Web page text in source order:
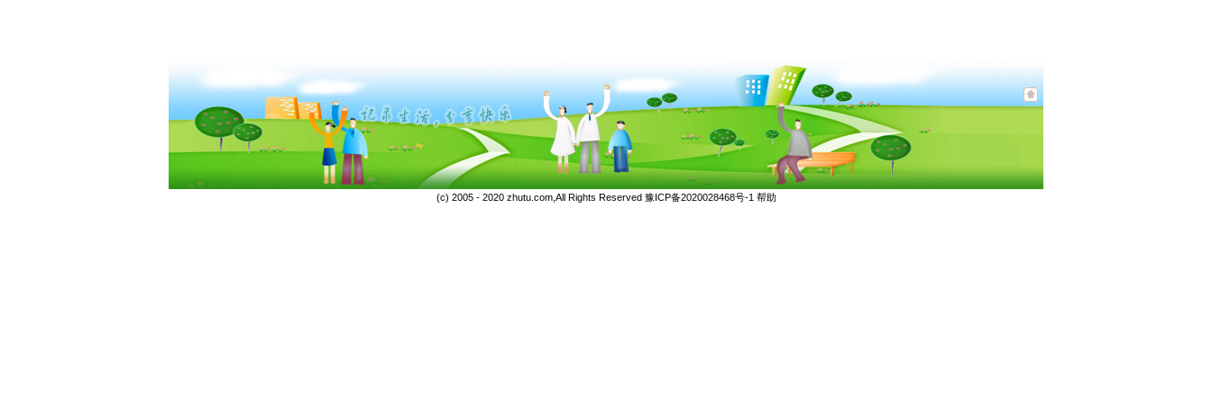
(c) 2005 - 2020 zhutu.com,All Rights Reserved 豫ICP备2020028468号-1 帮助